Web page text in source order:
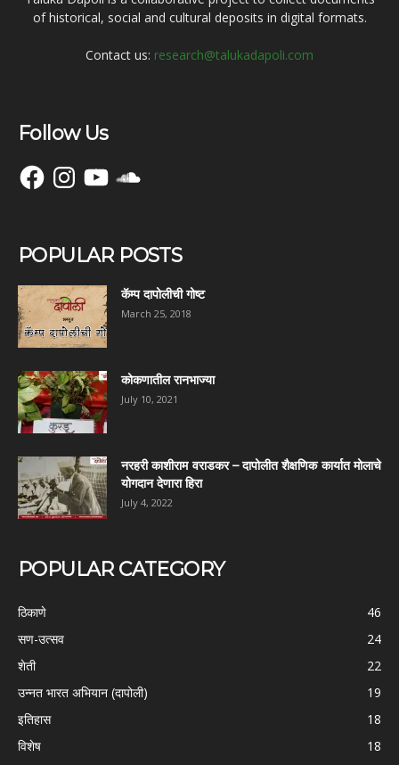
of historical, social and cultural deposits in digital formats.
Contact us: research@talukadapoli.com
Follow Us
FacebookInstagram
YouTube
POPULAR POSTS
कॅम्प दापोलीची गोष्ट
March 25, 2018
कोकणातील रानभाज्या
July 10, 2021
नरहरी काशीराम वराडकर – दापोलीत शैक्षणिक कार्यात मोलाचे
योगदान देणारा हिरा
July 4, 2022
POPULAR CATEGORY
ठिकाणे
46
सण-उत्सव
24
शेती
22
उन्नत भारत अभियान (दापोली)
19
इतिहास
18
विशेष
18